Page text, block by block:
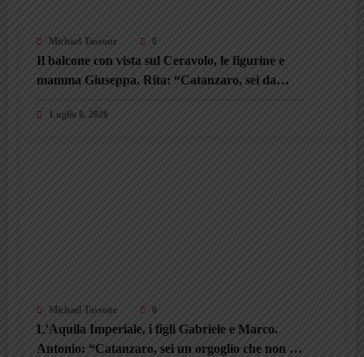
Michael Tassone 0
Il balcone con vista sul Ceravolo, le figurine e
mamma Giuseppa. Rita: “Catanzaro, sei da
Luglio 8, 2026
Michael Tassone 0
L’Aquila Imperiale, i figli Gabriele e Marco.
Antonio: “Catanzaro, sei un orgoglio che non si